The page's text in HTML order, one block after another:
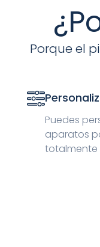
Porque el
Puedes
aparatos
totalmente